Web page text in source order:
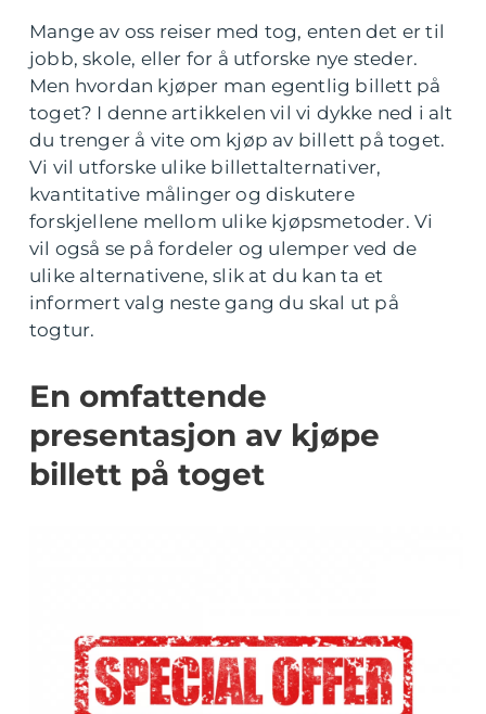
Mange av oss reiser med tog, enten det er til
jobb, skole, eller for å utforske nye steder.
Men hvordan kjøper man egentlig billett på
toget? I denne artikkelen vil vi dykke ned i alt
du trenger å vite om kjøp av billett på toget.
Vi vil utforske ulike billettalternativer,
kvantitative målinger og diskutere
forskjellene mellom ulike kjøpsmetoder. Vi
vil også se på fordeler og ulemper ved de
ulike alternativene, slik at du kan ta et
informert valg neste gang du skal ut på
togtur.
En omfattende
presentasjon av kjøpe
billett på toget